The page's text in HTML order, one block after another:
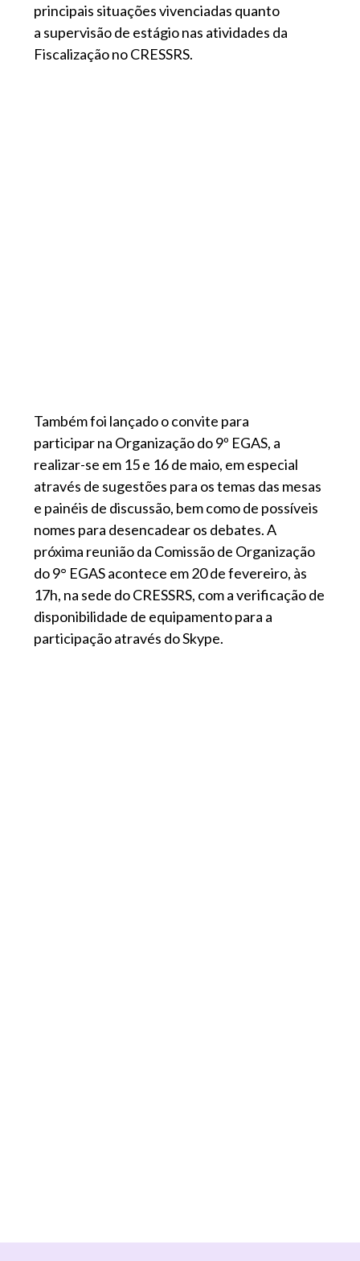
principais situações vivenciadas quanto
a supervisão de estágio nas atividades da
Fiscalização no CRESSRS.
Também foi lançado o convite para
participar na Organização do 9º EGAS, a
realizar-se em 15 e 16 de maio, em especial
através de sugestões para os temas das mesas
e painéis de discussão, bem como de possíveis
nomes para desencadear os debates. A
próxima reunião da Comissão de Organização
do 9° EGAS acontece em 20 de fevereiro, às
17h, na sede do CRESSRS, com a verificação de
disponibilidade de equipamento para a
participação através do Skype.